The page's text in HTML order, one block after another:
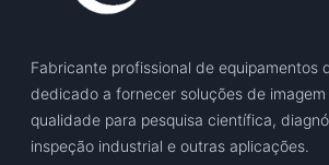
Fabricante profissional de equipamentos
dedicado a fornecer soluções de
qualidade para pesquisa científica,
inspeção industrial e outras aplicações.